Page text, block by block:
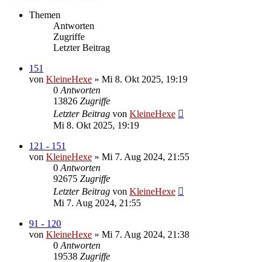
Themen
Antworten
Zugriffe
Letzter Beitrag
151
von KleineHexe » Mi 8. Okt 2025, 19:19
0 Antworten
13826 Zugriffe
Letzter Beitrag von KleineHexe
Mi 8. Okt 2025, 19:19
121 - 151
von KleineHexe » Mi 7. Aug 2024, 21:55
0 Antworten
92675 Zugriffe
Letzter Beitrag von KleineHexe
Mi 7. Aug 2024, 21:55
91 - 120
von KleineHexe » Mi 7. Aug 2024, 21:38
0 Antworten
19538 Zugriffe